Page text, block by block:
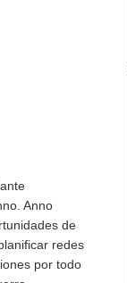
Anno
de
redes
por todo